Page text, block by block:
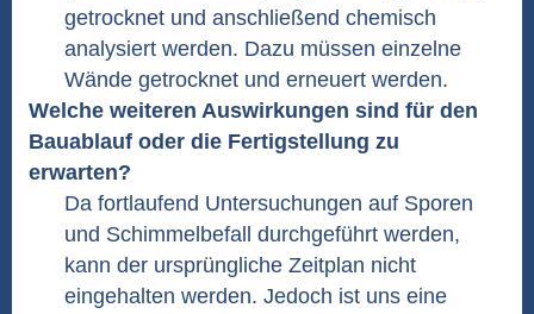
getrocknet und anschließend chemisch
analysiert werden. Dazu müssen einzelne
Wände getrocknet und erneuert werden.
Welche weiteren Auswirkungen sind für den
Bauablauf oder die Fertigstellung zu
erwarten?
Da fortlaufend Untersuchungen auf Sporen
und Schimmelbefall durchgeführt werden,
kann der ursprüngliche Zeitplan nicht
eingehalten werden. Jedoch ist uns eine